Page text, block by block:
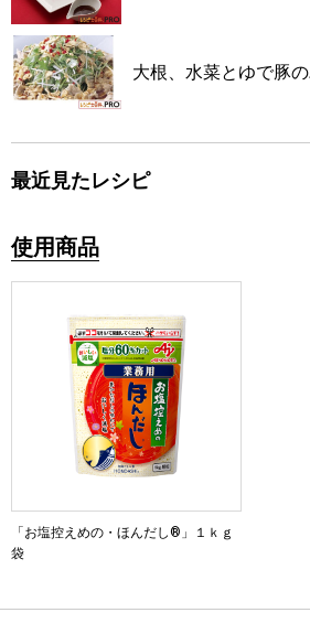
大根、水菜とゆで豚
最近見たレシピ
使用商品
「お塩控えめの・ほんだし®」１ｋｇ
袋